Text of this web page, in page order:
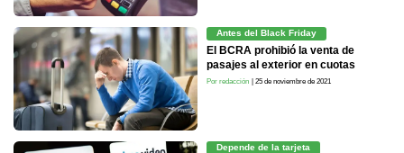
Antes del Black Friday
El BCRA prohibió la venta de
pasajes al exterior en cuotas
Por redacción | 25 de noviembre de 2021
Depende de la tarjeta